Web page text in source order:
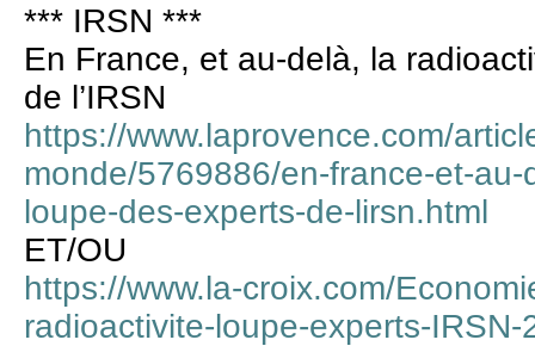
*** IRSN ***
En France, et au-delà, la
de l’IRSN
https://www.laprovence.com/
monde/5769886/en-france-et-
loupe-des-experts-de-lirsn.html
ET/OU
https://www.la-croix.com/
radioactivite-loupe-experts-